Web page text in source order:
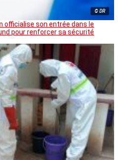
© DR
officialise son entrée dans le
pour renforcer sa sécurité